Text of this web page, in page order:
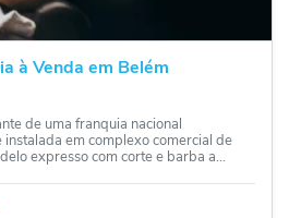
à Venda em Belém
de uma franquia nacional
em complexo comercial de
expresso com corte e barba a...